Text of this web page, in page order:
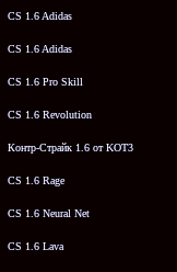
CS 1.6 Adidas
CS 1.6 Adidas
CS 1.6 Pro Skill
CS 1.6 Revolution
Контр-Страйк 1.6 от KOT3
CS 1.6 Rage
CS 1.6 Neural Net
CS 1.6 Lava